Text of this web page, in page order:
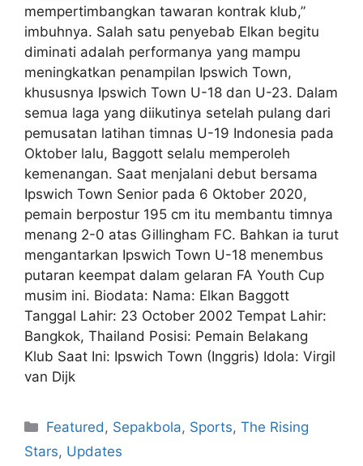
mempertimbangkan tawaran kontrak klub,”
imbuhnya. Salah satu penyebab Elkan begitu
diminati adalah performanya yang mampu
meningkatkan penampilan Ipswich Town,
khususnya Ipswich Town U-18 dan U-23. Dalam
semua laga yang diikutinya setelah pulang dari
pemusatan latihan timnas U-19 Indonesia pada
Oktober lalu, Baggott selalu memperoleh
kemenangan. Saat menjalani debut bersama
Ipswich Town Senior pada 6 Oktober 2020,
pemain berpostur 195 cm itu membantu timnya
menang 2-0 atas Gillingham FC. Bahkan ia turut
mengantarkan Ipswich Town U-18 menembus
putaran keempat dalam gelaran FA Youth Cup
musim ini. Biodata: Nama: Elkan Baggott
Tanggal Lahir: 23 October 2002 Tempat Lahir:
Bangkok, Thailand Posisi: Pemain Belakang
Klub Saat Ini: Ipswich Town (Inggris) Idola: Virgil
van Dijk
Featured , Sepakbola, Sports,The Rising
Stars, Updates